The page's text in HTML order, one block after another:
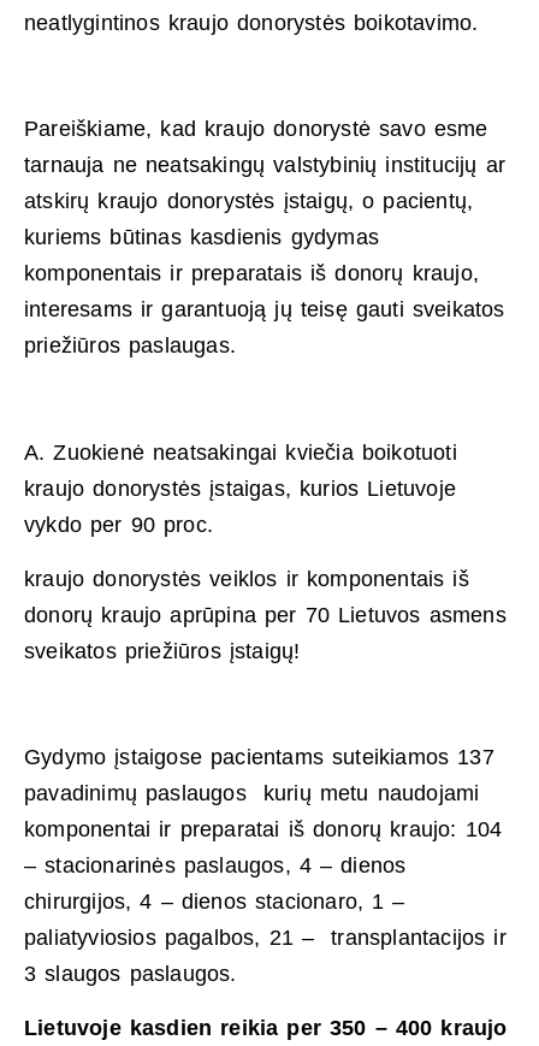
neatlygintinos kraujo donorystės boikotavimo.
Pareiškiame, kad kraujo donorystė savo esme
tarnauja ne neatsakingų valstybinių institucijų ar
atskirų kraujo donorystės įstaigų, o pacientų,
kuriems būtinas kasdienis gydymas
komponentais ir preparatais iš donorų kraujo,
interesams ir garantuoją jų teisę gauti sveikatos
priežiūros paslaugas.
A. Zuokienė neatsakingai kviečia boikotuoti
kraujo donorystės įstaigas, kurios Lietuvoje
vykdo per 90 proc.
kraujo donorystės veiklos ir komponentais iš
donorų kraujo aprūpina per 70 Lietuvos asmens
sveikatos priežiūros įstaigų!
Gydymo įstaigose pacientams suteikiamos 137
pavadinimų paslaugos kurių metu naudojami
komponentai ir preparatai iš donorų kraujo: 104
– stacionarinės paslaugos, 4 – dienos
chirurgijos, 4 – dienos stacionaro, 1 –
paliatyviosios pagalbos, 21 – transplantacijos ir
3 slaugos paslaugos.
Lietuvoje kasdien reikia per 350 – 400 kraujo